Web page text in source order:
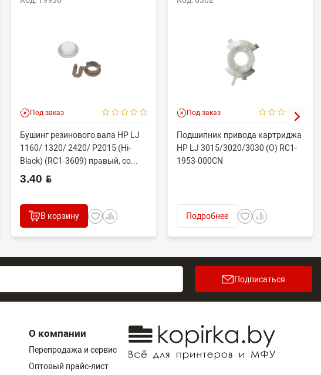
Под заказ
Бушинг резинового вала HP LJ
1160/ 1320/ 2420/ P2015 (Hi-
Black) (RC1-3609) правый, со...
3.40 BYN
В корзину
Под заказ
Подшипник привода картриджа
HP LJ 3015/3020/3030 (O) RC1-
1953-000CN
Подробнее
Подписаться
О компании
Перепродажа и сервис
Оптовый прайс-лист